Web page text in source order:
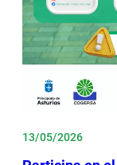
13/05/2026